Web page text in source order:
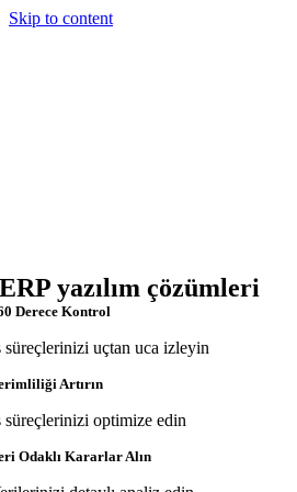
Skip to content
ERP yazılım çözümleri
Derece Kontrol
süreçlerinizi uçtan uca izleyin
Artırın
süreçlerinizi optimize edin
Odaklı Kararlar Alın